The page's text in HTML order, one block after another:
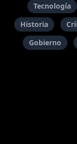
Tecnología
Historia
Gobierno